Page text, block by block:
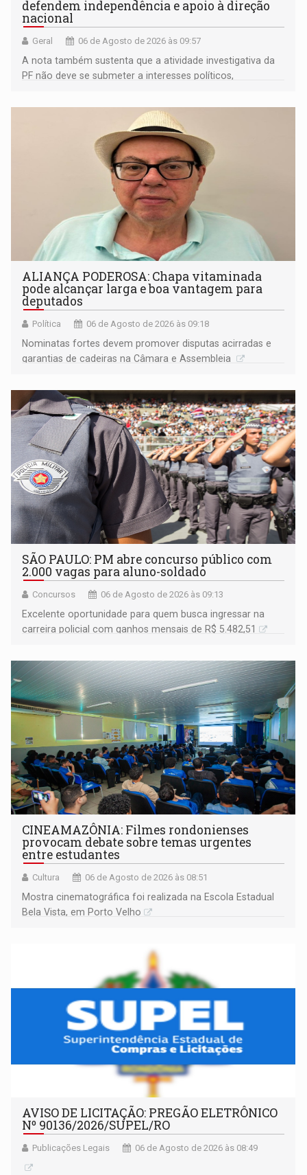
defendem independência e apoio à direção
nacional
Geral 06 de Agosto de 2026 às 09:57
A nota também sustenta que a atividade investigativa da
PF não deve se submeter a interesses políticos,
ALIANÇA PODEROSA: Chapa vitaminada
pode alcançar larga e boa vantagem para
deputados
Política 06 de Agosto de 2026 às 09:18
Nominatas fortes devem promover disputas acirradas e
garantias de cadeiras na Câmara e Assembleia
SÃO PAULO: PM abre concurso público com
2.000 vagas para aluno-soldado
Concursos 06 de Agosto de 2026 às 09:13
Excelente oportunidade para quem busca ingressar na
carreira policial com ganhos mensais de R$ 5.482,51
CINEAMAZÔNIA: Filmes rondonienses
provocam debate sobre temas urgentes
entre estudantes
Cultura 06 de Agosto de 2026 às 08:51
Mostra cinematográfica foi realizada na Escola Estadual
Bela Vista, em Porto Velho
AVISO DE LICITAÇÃO: PREGÃO ELETRÔNICO
Nº 90136/2026/SUPEL/RO
Publicações Legais 06 de Agosto de 2026 às 08:49